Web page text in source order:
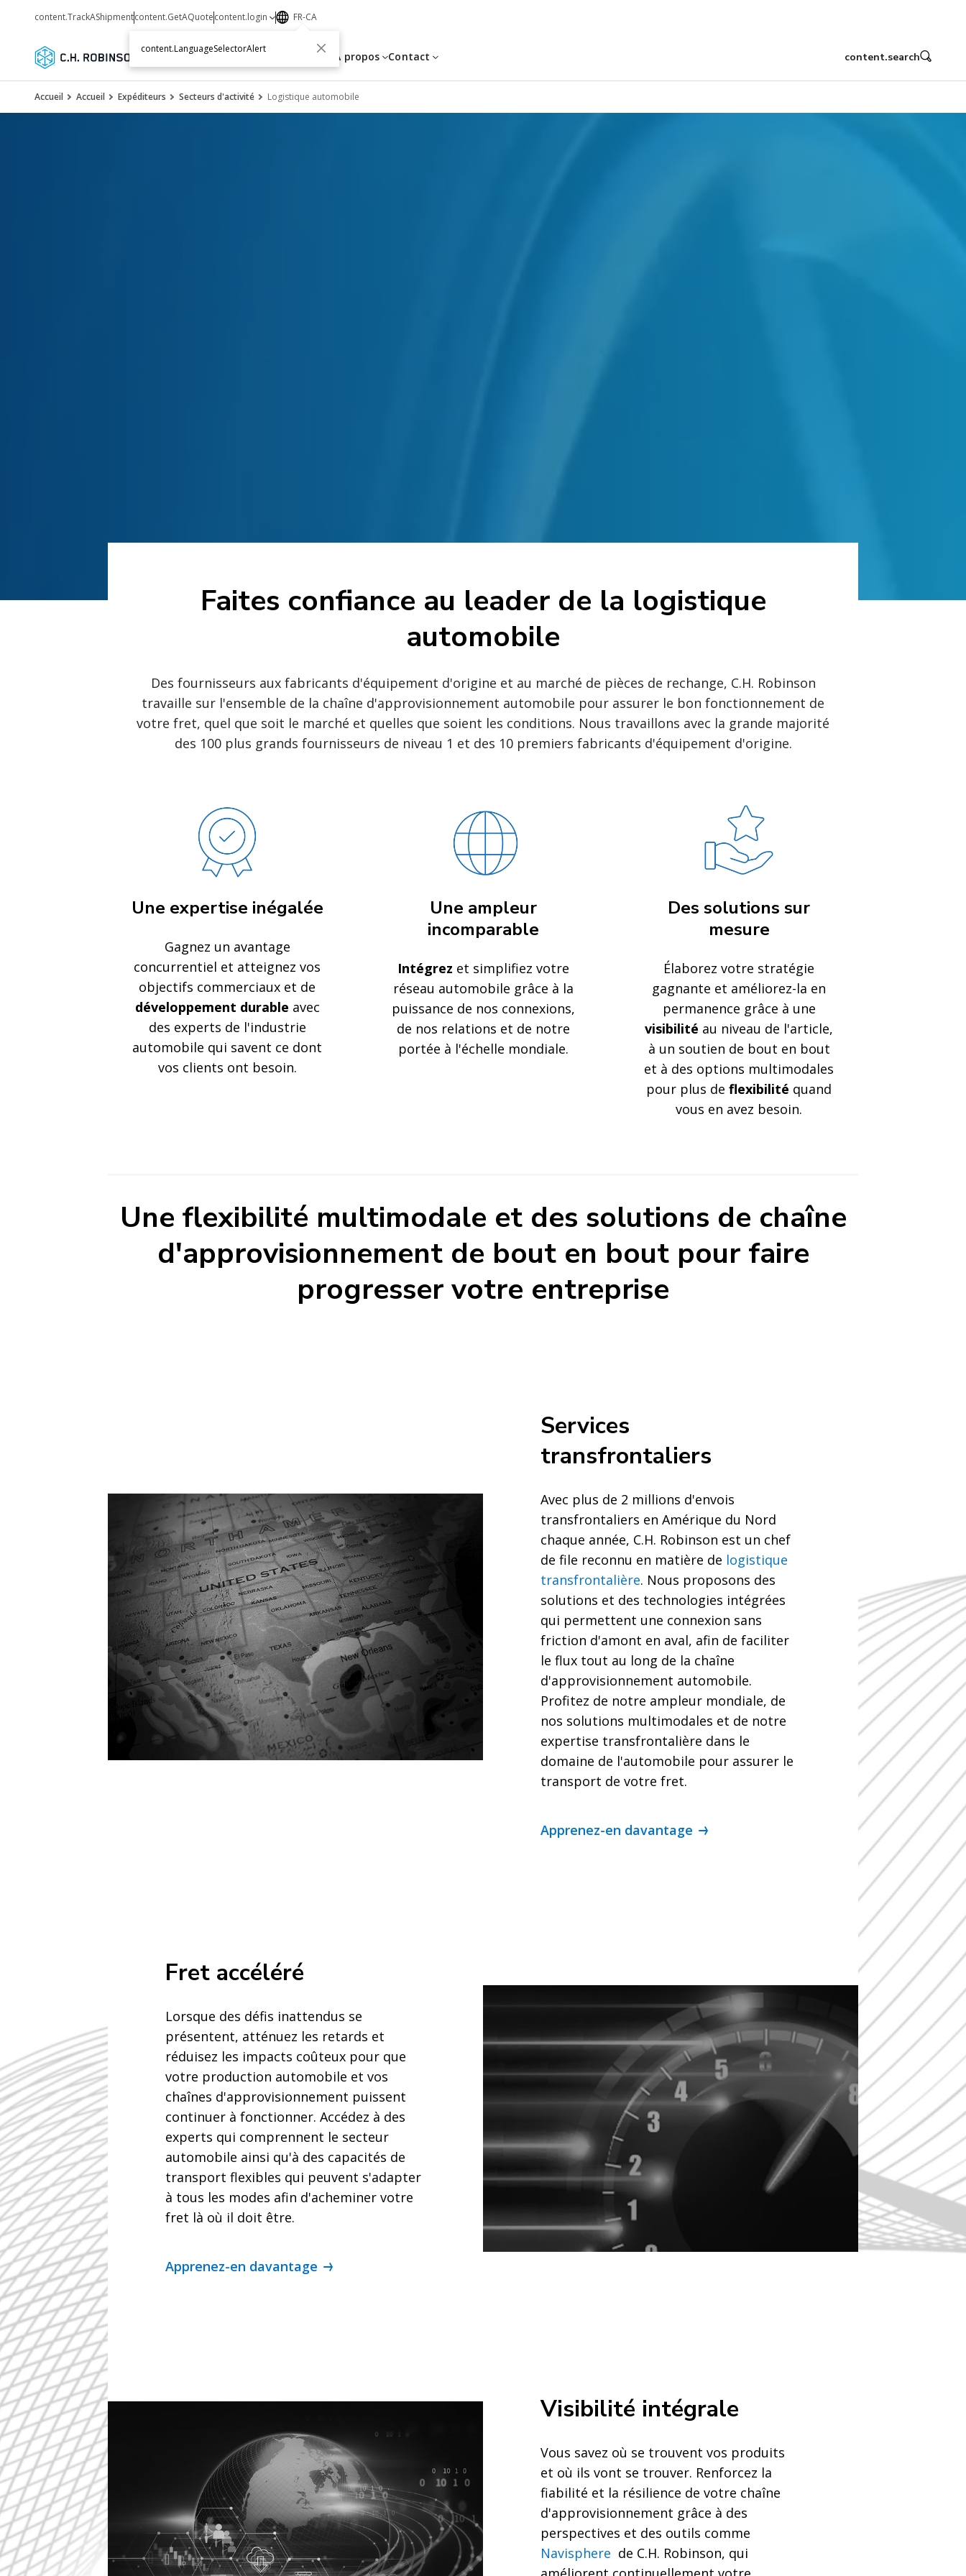
Services Transporteurs Ressources À propos Contact
content.TrackAShipmentcontent.GetAQuotecontent.login FR-CA
content.LanguageSelectorAlert
content.search
Accueil Accueil Expéditeurs Secteurs d'activité Logistique automobile
Logistique pour
votre fret
Faites confiance au leader de la logistique
automobile
Des fournisseurs aux fabricants d'équipement d'origine et au marché de pièces de rechange, C.H. Robinson
travaille sur l'ensemble de la chaîne d'approvisionnement automobile pour assurer le bon fonctionnement de
votre fret, quel que soit le marché et quelles que soient les conditions. Nous travaillons avec la grande majorité
des 100 plus grands fournisseurs de niveau 1 et des 10 premiers fabricants d'équipement d'origine.
Une expertise inégalée
Gagnez un avantage
concurrentiel et atteignez vos
objectifs commerciaux et de
développement durable avec
des experts de l'industrie
automobile qui savent ce dont
vos clients ont besoin.
Une ampleur
incomparable
Intégrez et simplifiez votre
réseau automobile grâce à la
puissance de nos connexions,
de nos relations et de notre
portée à l'échelle mondiale.
Des solutions sur
mesure
Élaborez votre stratégie
gagnante et améliorez-la en
permanence grâce à une
visibilité au niveau de l'article,
à un soutien de bout en bout
et à des options multimodales
pour plus de flexibilité quand
vous en avez besoin.
Une flexibilité multimodale et des solutions de chaîne
d'approvisionnement de bout en bout pour faire
progresser votre entreprise
Services
transfrontaliers
Avec plus de 2 millions d'envois
transfrontaliers en Amérique du Nord
chaque année, C.H. Robinson est un chef
de file reconnu en matière de logistique
transfrontalière. Nous proposons des
solutions et des technologies intégrées
qui permettent une connexion sans
friction d'amont en aval, afin de faciliter
le flux tout au long de la chaîne
d'approvisionnement automobile.
Profitez de notre ampleur mondiale, de
nos solutions multimodales et de notre
expertise transfrontalière dans le
domaine de l'automobile pour assurer le
transport de votre fret.
Apprenez-en davantage
Fret accéléré
Lorsque des défis inattendus se
présentent, atténuez les retards et
réduisez les impacts coûteux pour que
votre production automobile et vos
chaînes d'approvisionnement puissent
continuer à fonctionner. Accédez à des
experts qui comprennent le secteur
automobile ainsi qu'à des capacités de
transport flexibles qui peuvent s'adapter
à tous les modes afin d'acheminer votre
fret là où il doit être.
Apprenez-en davantage
Visibilité intégrale
Vous savez où se trouvent vos produits
et où ils vont se trouver. Renforcez la
fiabilité et la résilience de votre chaîne
d'approvisionnement grâce à des
perspectives et des outils comme
Navisphere de C.H. Robinson, qui